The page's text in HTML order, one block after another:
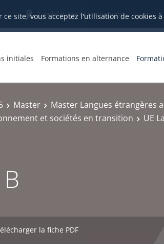
site, vous acceptez l'utilisation de cookies
Candidatures et inscriptions
initiales Formations en alternance
Master
Master Langues étrangères
et sociétés en transition
UE
la fiche PDF